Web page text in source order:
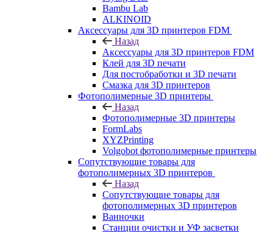
Bambu Lab
ALKINOID
Аксессуары для 3D принтеров FDM
Назад
Аксессуары для 3D принтеров FDM
Клей для 3D печати
Для постобработки и 3D печати
Смазка для 3D принтеров
Фотополимерные 3D принтеры
Назад
Фотополимерные 3D принтеры
FormLabs
XYZPrinting
Volgobot фотополимерные принтеры
Сопутствующие товары для
фотополимерных 3D принтеров
Назад
Сопутствующие товары для
фотополимерных 3D принтеров
Ванночки
Станции очистки и УФ засветки